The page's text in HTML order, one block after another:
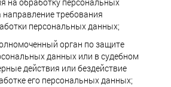
на обработку персональных
требования
персональных данных;
орган по защите
данных или в судебном
действия или бездействие
его персональных данных;